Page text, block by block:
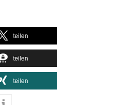
teilen
teilen
teilen